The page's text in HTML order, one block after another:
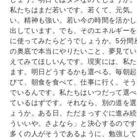
私たちはまだ若いです。若くて、元気
い。精神も強い。若い今の時間を活か
出しています。でも、そのエネルギー
に使ってみたらどうでしょうか。5分間
の奥底で本当にやりたいこと、夢見て
えてみてほしいんです。現実には、私
ます。明日どうするかも選べる。毎朝
びて、朝食を食べて、仕事に行く。そ
でいるんです。私たちはいつだって選
ているはずです。それなら、別の道を
ょうか。ある日、ただまっすぐに進み
ういいや。さよなら」と決心するのです
多くの人がそうであるように、勉強し